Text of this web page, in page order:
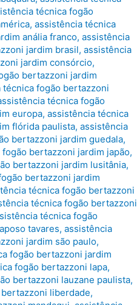
técnica fogão
, assistência técnica
anália franco, assistência
jardim brasil, assistência
jardim consórcio,
bertazzoni jardim
técnica fogão bertazzoni
técnica fogão
europa, assistência técnica
flórida paulista, assistência
bertazzoni jardim guedala,
bertazzoni jardim japão,
bertazzoni jardim lusitânia,
bertazzoni jardim
técnica fogão bertazzoni
técnica fogão bertazzoni
técnica fogão
tavares, assistência
jardim são paulo,
fogão bertazzoni jardim
fogão bertazzoni lapa,
bertazzoni lauzane paulista,
liberdade,